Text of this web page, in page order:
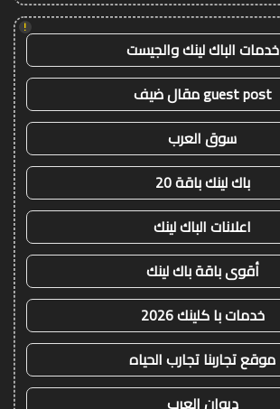
!
خدمات الباك لينك والجيست
guest post مقال ضيف
سوق العرب
باك لينك باقة 20
اعلانات الباك لينك
أقوى باقة باك لينك
خدمات با كلينك 2026
موقع تجاربنا تجارب الحياه